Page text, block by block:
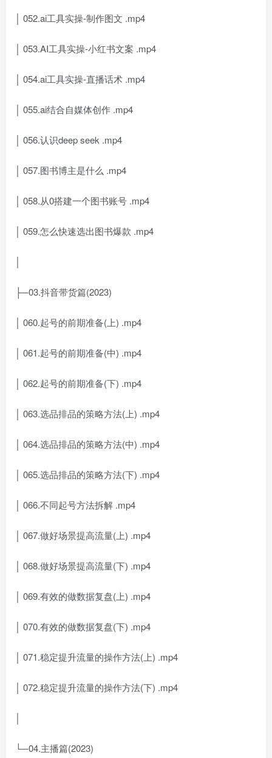
│ 052.ai工具实操-制作图文 .mp4
│ 053.AI工具实操-小红书文案 .mp4
│ 054.ai工具实操-直播话术 .mp4
│ 055.ai结合自媒体创作 .mp4
│ 056.认识deep seek .mp4
│ 057.图书博主是什么 .mp4
│ 058.从0搭建一个图书账号 .mp4
│ 059.怎么快速选出图书爆款 .mp4
├─03.抖音带货篇(2023)
│ 060.起号的前期准备(上) .mp4
│ 061.起号的前期准备(中) .mp4
│ 062.起号的前期准备(下) .mp4
│ 063.选品排品的策略方法(上) .mp4
│ 064.选品排品的策略方法(中) .mp4
│ 065.选品排品的策略方法(下) .mp4
│ 066.不同起号方法拆解 .mp4
│ 067.做好场景提高流量(上) .mp4
│ 068.做好场景提高流量(下) .mp4
│ 069.有效的做数据复盘(上) .mp4
│ 070.有效的做数据复盘(下) .mp4
│ 071.稳定提升流量的操作方法(上) .mp4
│ 072.稳定提升流量的操作方法(下) .mp4
└─04.主播篇(2023)